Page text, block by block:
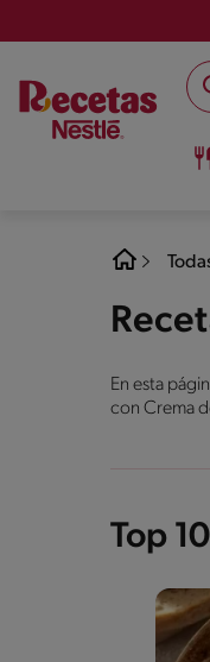
En esta
con Crema
Top